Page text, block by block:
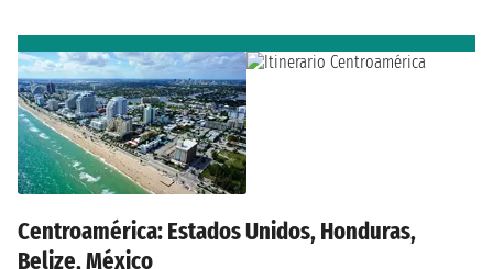
Centroamérica: Estados Unidos, Honduras,
Belize, México